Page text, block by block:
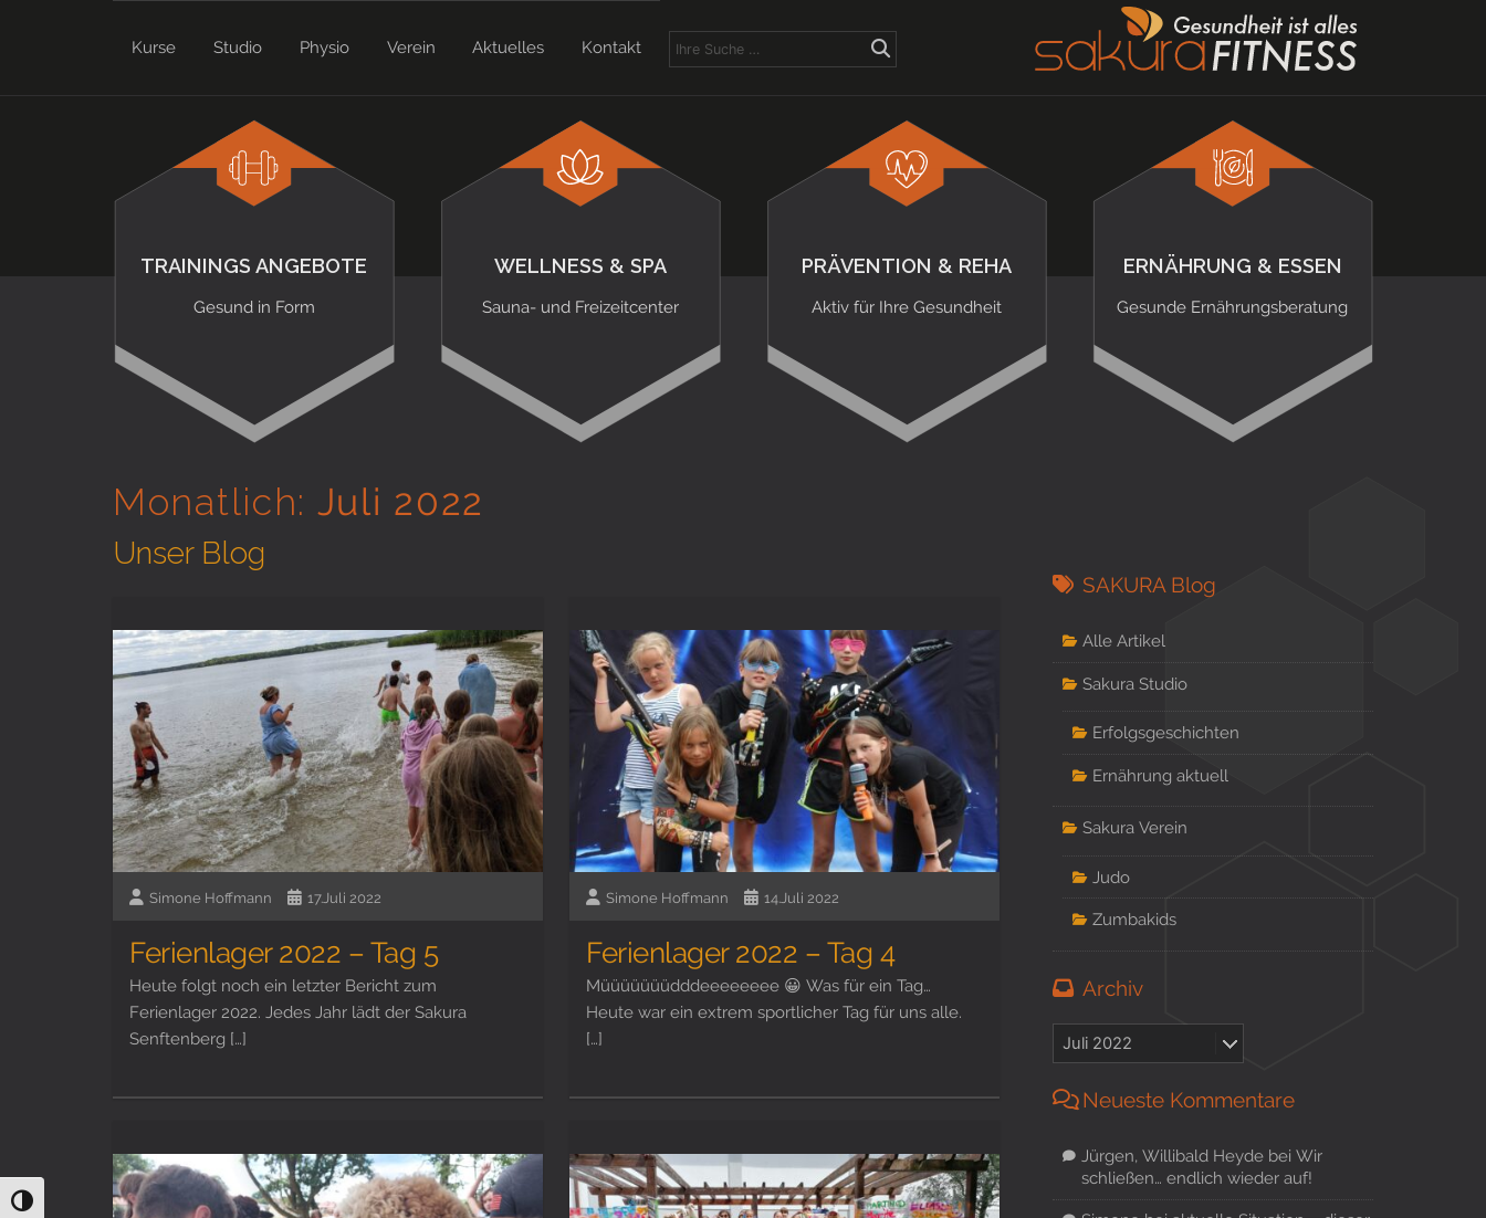
Umschalten auf hohe Kontraste
Kurse Studio Physio Verein Aktuelles Kontakt
TRAININGS ANGEBOTE
Gesund in Form
WELLNESS & SPA
Sauna- und Freizeitcenter
PRÄVENTION & REHA
Aktiv für Ihre Gesundheit
ERNÄHRUNG & ESSEN
Gesunde Ernährungsberatung
Monatlich: Juli 2022
Unser Blog
Simone Hoffmann 17.Juli 2022
Ferienlager 2022 – Tag 5
Heute folgt noch ein letzter Bericht zum
Ferienlager 2022. Jedes Jahr lädt der Sakura
Senftenberg […]
Simone Hoffmann 14.Juli 2022
Ferienlager 2022 – Tag 4
Müüüüüüüdddeeeeeeee 😀 Was für ein Tag…
Heute war ein extrem sportlicher Tag für uns alle.
[…]
SAKURA Blog
Alle Artikel
Sakura Studio
Erfolgsgeschichten
Ernährung aktuell
Sakura Verein
Judo
Zumbakids
Archiv
Neueste Kommentare
Jürgen, Willibald Heydebei Wir
schließen… endlich wieder auf!